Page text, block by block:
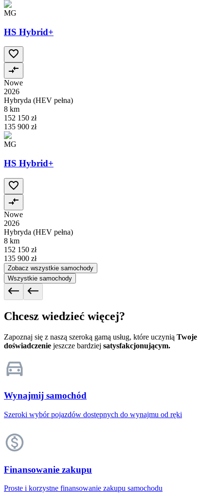
MG
HS Hybrid+
Nowe
2026
Hybryda (HEV pełna)
8 km
152 150 zł
135 900 zł
MG
HS Hybrid+
Nowe
2026
Hybryda (HEV pełna)
8 km
152 150 zł
135 900 zł
Zobacz wszystkie samochody
Wszystkie samochody
Chcesz wiedzieć więcej?
Zapoznaj się z naszą szeroką gamą usług, które uczynią Twoje
doświadczenie jeszcze bardziej satysfakcjonującym.
Wynajmij samochód
Szeroki wybór pojazdów dostępnych do wynajmu od ręki
Finansowanie zakupu
Proste i korzystne finansowanie zakupu samochodu